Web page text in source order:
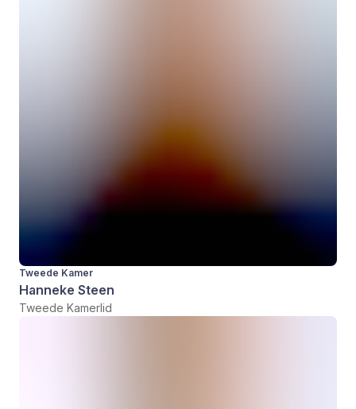
Tweede Kamer
Hanneke Steen
Tweede Kamerlid